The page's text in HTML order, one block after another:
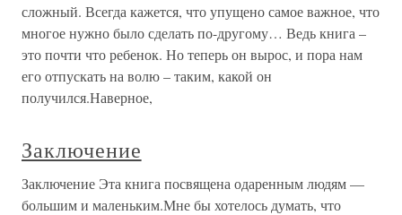
сложный. Всегда кажется, что упущено самое важное, что
многое нужно было сделать по-другому… Ведь книга –
это почти что ребенок. Но теперь он вырос, и пора нам
его отпускать на волю – таким, какой он
получился.Наверное,
Заключение
Заключение Эта книга посвящена одаренным людям —
большим и маленьким.Мне бы хотелось думать, что